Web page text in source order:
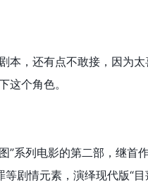
本，还有点不敢接，因为太
这个角色。
”系列电影的第二部，继首
剧情元素，演绎现代版“目